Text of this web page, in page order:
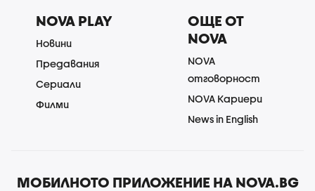
NOVA PLAY
Новини
Предавания
Сериали
Филми
ОЩЕ ОТ
NOVA
NOVA
отговорност
NOVA Кариери
News in English
МОБИЛНОТО ПРИЛОЖЕНИЕ НА NOVA.BG